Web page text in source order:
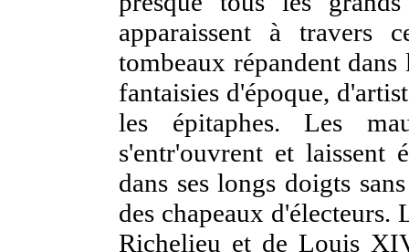
apparaissent à travers
tombeaux répandent dans
fantaisies d'époque,
les épitaphes. Les
s'entr'ouvrent et laissent
dans ses longs doigts
des chapeaux d'électeurs.
Richelieu et de Louis